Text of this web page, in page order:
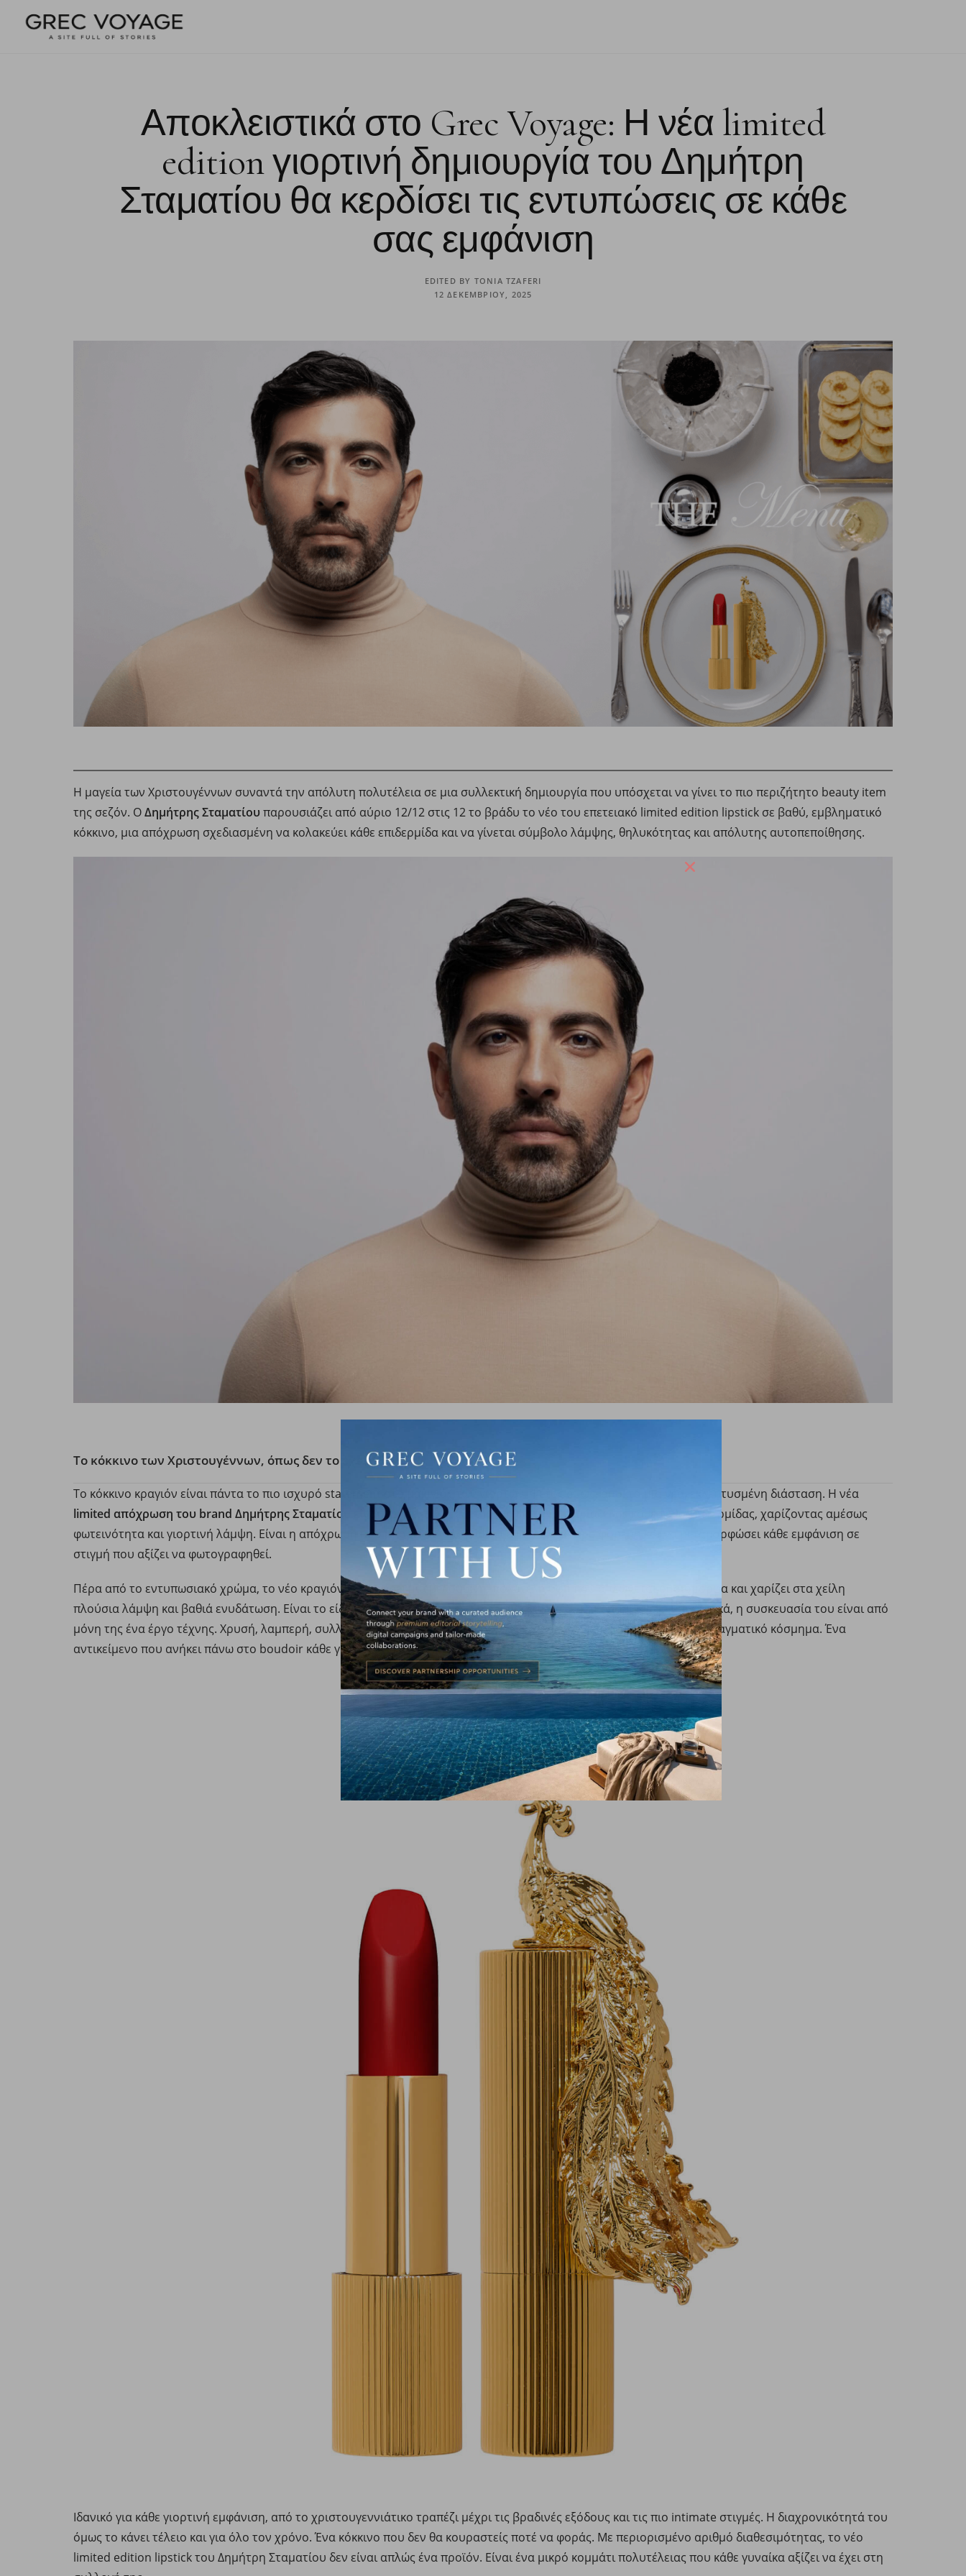
Αποκλειστικά στο Grec Voyage: Η νέα limited
edition γιορτινή δημιουργία του Δημήτρη
Σταματίου θα κερδίσει τις εντυπώσεις σε κάθε
σας εμφάνιση
EDITED BY TONIA TZAFERI
12 ΔΕΚΕΜΒΡΊΟΥ, 2025
Η μαγεία των Χριστουγέννων συναντά την απόλυτη πολυτέλεια σε μια συλλεκτική δημιουργία που υπόσχεται να γίνει το πιο περιζήτητο beauty item
της σεζόν. ΟΔημήτρης Σταματίου παρουσιάζει από αύριο 12/12 στις 12 το βράδυ το νέο του επετειακό limited edition lipstick σε βαθύ, εμβληματικό
κόκκινο, μια απόχρωση σχεδιασμένη να κολακεύει κάθε επιδερμίδα και να γίνεται σύμβολο λάμψης, θηλυκότητας και απόλυτης αυτοπεποίθησης.
Το κόκκινο των Χριστουγέννων, όπως δεν το έχετε ξαναδεί.
Το κόκκινο κραγιόν είναι πάντα το πιο ισχυρό statement στο μακιγιάζ των γιορτών. Φέτος όμως, αποκτά μια νέα, εκλεπτυσμένη διάσταση. Η νέα
limited απόχρωση του brand Δημήτρης Σταματίου
είναι προσεκτικά μελετημένη ώστε να ταιριάζει σε κάθε τόνο επιδερμίδας, χαρίζοντας αμέσως
φωτεινότητα και γιορτινή λάμψη. Είναι η απόχρωση που μπορεί να απογειώσει ένα απλό μαύρο φόρεμα και να μεταμορφώσει κάθε εμφάνιση σε
στιγμή που αξίζει να φωτογραφηθεί.
Πέρα από το εντυπωσιακό χρώμα, το νέο κραγιόν προσφέρει μια βελούδινη, πολυτελή υφή που απλώνεται ομοιόμορφα και χαρίζει στα χείλη
πλούσια λάμψη και βαθιά ενυδάτωση. Είναι το είδος του κραγιόν που δεν το φοράς απλώς, το απολαμβάνεις. Και φυσικά, η συσκευασία του είναι από
μόνη της ένα έργο τέχνης. Χρυσή, λαμπερή, συλλεκτική, με λεπτομέρειες που μαγνητίζουν το βλέμμα και θυμίζουν πραγματικό κόσμημα. Ένα
αντικείμενο που ανήκει πάνω στο boudoir κάθε γυναίκας, ή μέσα στο πιο ξεχωριστό gift box των φετινών γιορτών.
Ιδανικό για κάθε γιορτινή εμφάνιση, από το χριστουγεννιάτικο τραπέζι μέχρι τις βραδινές εξόδους και τις πιο intimate στιγμές. Η διαχρονικότητά του
όμως το κάνει τέλειο και για όλο τον χρόνο. Ένα κόκκινο που δεν θα κουραστείς ποτέ να φοράς. Με περιορισμένο αριθμό διαθεσιμότητας, το νέο
limited edition lipstick του Δημήτρη Σταματίου δεν είναι απλώς ένα προϊόν. Είναι ένα μικρό κομμάτι πολυτέλειας που κάθε γυναίκα αξίζει να έχει στη